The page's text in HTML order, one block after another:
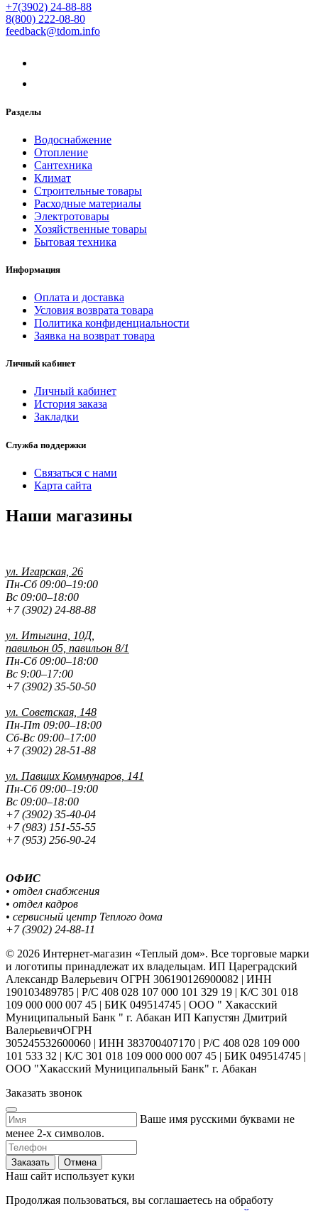
+7(3902) 24-88-88
8(800) 222-08-80
feedback@tdom.info
Разделы
Водоснабжение
Отопление
Сантехника
Климат
Строительные товары
Расходные материалы
Электротовары
Хозяйственные товары
Бытовая техника
Информация
Оплата и доставка
Условия возврата товара
Политика конфиденциальности
Заявка на возврат товара
Личный кабинет
Личный кабинет
История заказа
Закладки
Служба поддержки
Связаться с нами
Карта сайта
Наши магазины
ул. Игарская, 26
Пн-Сб 09:00–19:00
Вс 09:00–18:00
+7 (3902) 24-88-88
ул. Итыгина, 10Д,
павильон 05, павильон 8/1
Пн-Сб 09:00–18:00
Вс 9:00–17:00
+7 (3902) 35-50-50
ул. Советская, 148
Пн-Пт 09:00–18:00
Сб-Вс 09:00–17:00
+7 (3902) 28-51-88
ул. Павших Коммунаров, 141
Пн-Сб 09:00–19:00
Вс 09:00–18:00
+7 (3902) 35-40-04
+7 (983) 151-55-55
+7 (953) 256-90-24
ОФИС
• отдел снабжения
• отдел кадров
• сервисный центр Теплого дома
+7 (3902) 24-88-11
© 2026 Интернет-магазин «Теплый дом». Все торговые марки
и логотипы принадлежат их владельцам. ИП Цареградский
Александр Валерьевич ОГРН 306190126900082 | ИНН
190103489785 | Р/С 408 028 107 000 101 329 19 | К/С 301 018
109 000 000 007 45 | БИК 049514745 | ООО " Хакасский
Муниципальный Банк " г. Абакан ИП Капустян Дмитрий
ВалерьевичОГРН
305245532600060 | ИНН 383700407170 | Р/С 408 028 109 000
101 533 32 | К/С 301 018 109 000 000 007 45 | БИК 049514745 |
ООО "Хакасский Муниципальный Банк" г. Абакан
Заказать звонок
Ваше имя русскими буквами не
менее 2-х символов.
Заказать Отмена
Наш сайт использует куки
Продолжая пользоваться, вы соглашаетесь на обработу